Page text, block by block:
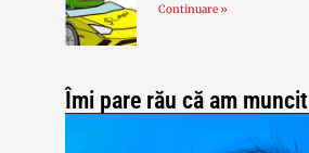
Continuare »
Îmi pare rău că am muncit